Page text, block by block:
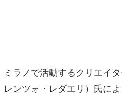
その他
ミラノで活動するクリエイ
レンツォ・レダエリ）氏に